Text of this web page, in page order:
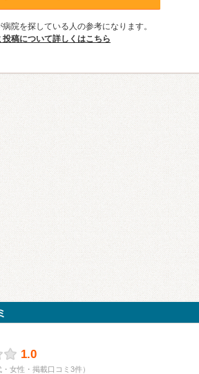
院を探している人の参考になります。
投稿について詳しくはこちら
1.0
女性・掲載口コミ3件）